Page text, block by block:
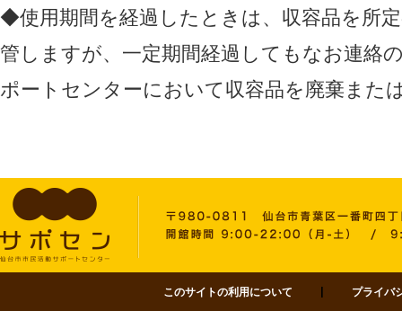
◆使用期間を経過したときは、収容品を所
管しますが、一定期間経過してもなお連絡
ポートセンターにおいて収容品を廃棄また
このサイトの利用について プライバ